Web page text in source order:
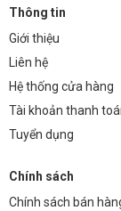
Thông tin
Giới thiệu
Liên hệ
Hệ thống cửa hàng
Tài khoản thanh
Tuyển dụng
Chính sách
Chính sách bán